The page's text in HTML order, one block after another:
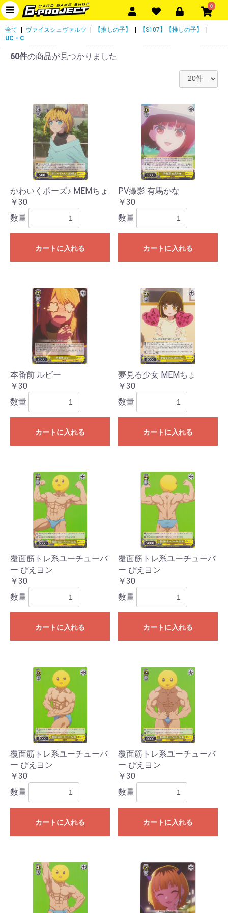
0
全て ヴァイスシュヴァルツ 【推しの子】 【S107】【推しの子】
UC・C
60件の商品が見つかりました
かわいくポーズ♪ MEMちょ
￥30
数量
カートに入れる
PV撮影 有馬かな
￥30
数量
カートに入れる
本番前 ルビー
￥30
数量
カートに入れる
夢見る少女 MEMちょ
￥30
数量
カートに入れる
覆面筋トレ系ユーチューバ
ー ぴえヨン
￥30
数量
カートに入れる
覆面筋トレ系ユーチューバ
ー ぴえヨン
￥30
数量
カートに入れる
覆面筋トレ系ユーチューバ
ー ぴえヨン
￥30
数量
カートに入れる
覆面筋トレ系ユーチューバ
ー ぴえヨン
￥30
数量
カートに入れる